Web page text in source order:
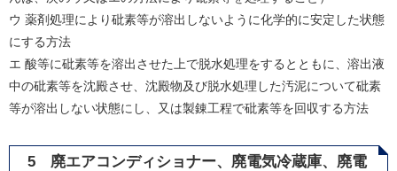
ウ 薬剤処理により砒素等が溶出しないように化学的に安定した状態
にする方法
エ 酸等に砒素等を溶出させた上で脱水処理をするとともに、溶出液
中の砒素等を沈殿させ、沈殿物及び脱水処理した汚泥について砒素
等が溶出しない状態にし、又は製錬工程で砒素等を回収する方法
5 廃エアコンディショナー、廃電気冷蔵庫、廃電